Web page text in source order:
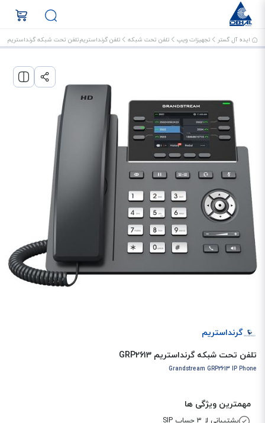
ایده آل گستر تجهیزات ویپ تلفن تحت شبکه تلفن گرنداستریمتلفن تحت شبکه گرنداستریم GRP2613
گرنداستریم
تلفن تحت شبکه گرنداستریم GRP2613
Grandstream GRP2613 IP Phone
مهمترین ویژگی ها
پشتیبانی از 3 حساب SIP